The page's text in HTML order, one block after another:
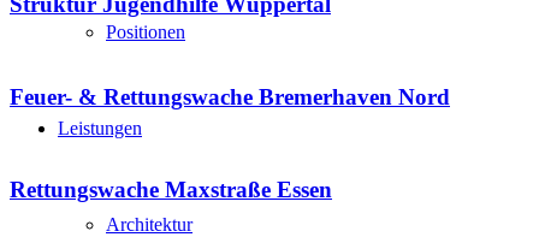
Positionen
Leistungen
Architektur
Feuer- & Rettungswache Bremerhaven Nord
Rettungswache Maxstraße Essen